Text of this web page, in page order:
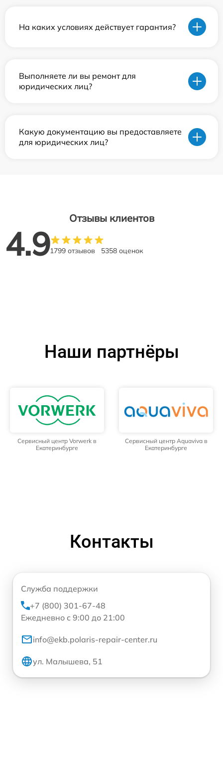
На каких условиях действует гарантия?
Выполняете ли вы ремонт для
юридических лиц?
Какую документацию вы предоставляете
для юридических лиц?
Отзывы клиентов
4.91799 отзывов 5358 оценок
Наши партнёры
Сервисный центр Vorwerk в
Екатеринбурге
Сервисный центр Aquaviva в
Екатеринбурге
Контакты
Служба поддержки
+7 (800) 301-67-48
Ежедневно с 9:00 до 21:00
info@ekb.polaris-repair-center.ru
ул. Малышева, 51